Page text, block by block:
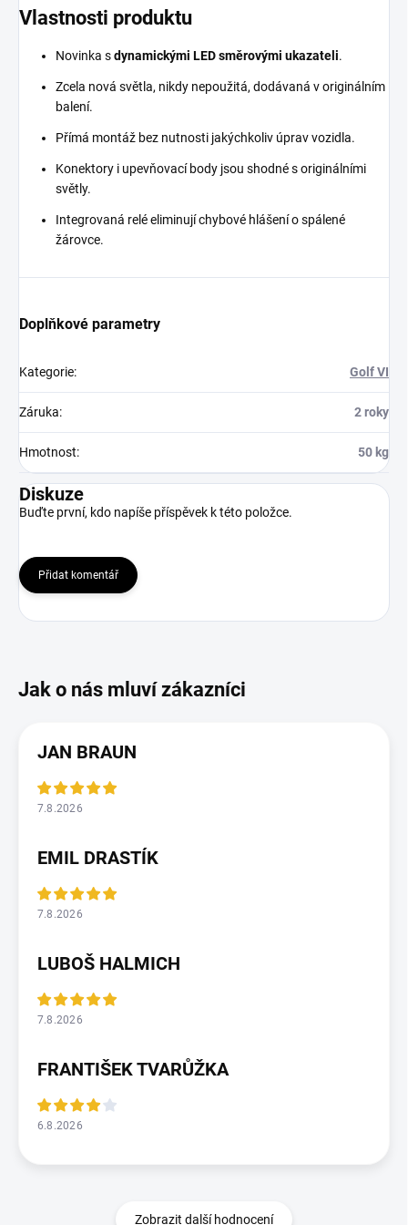
Vlastnosti produktu
Novinka sdynamickými LED směrovými ukazateli.
Zcela nová světla, nikdy nepoužitá, dodávaná v originálním
balení.
Přímá montáž bez nutnosti jakýchkoliv úprav vozidla.
Konektory i upevňovací body jsou shodné s originálními
světly.
Integrovaná relé eliminují chybové hlášení o spálené
žárovce.
Doplňkové parametry
Kategorie: Golf VI
Záruka: 2 roky
Hmotnost: 50 kg
Diskuze
Buďte první, kdo napíše příspěvek k této položce.
Přidat komentář
JAN BRAUN
7.8.2026
EMIL DRASTÍK
7.8.2026
LUBOŠ HALMICH
7.8.2026
FRANTIŠEK TVARŮŽKA
6.8.2026
Zobrazit další hodnocení